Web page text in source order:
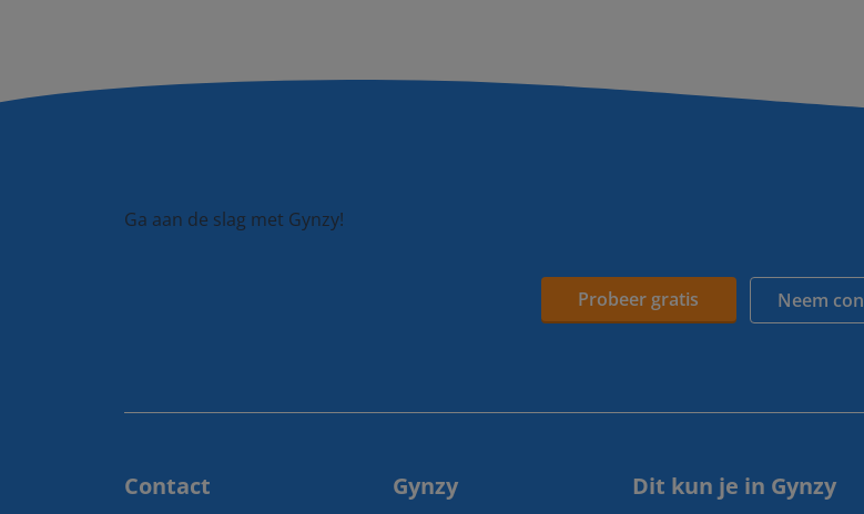
Ga aan de slag met Gynzy!
Probeer gratis Neem
Contact Gynzy Dit kun je in Gynzy